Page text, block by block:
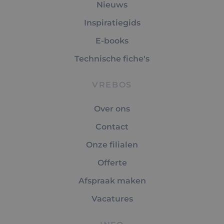
Nieuws
Inspiratiegids
E-books
Technische fiche's
VREBOS
Over ons
Contact
Onze filialen
Offerte
Afspraak maken
Vacatures